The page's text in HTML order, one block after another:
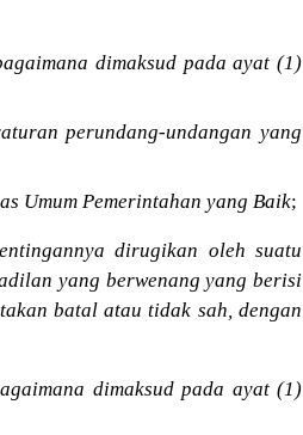
dimaksud pada ayat (1)
perundang-undangan yang
Umum Pemerintahan yang Baik;
dirugikan oleh suatu
yang berwenang yang berisi
batal atau tidak sah, dengan
dimaksud pada ayat (1)